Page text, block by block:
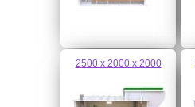
2500 х 2000 х 2000